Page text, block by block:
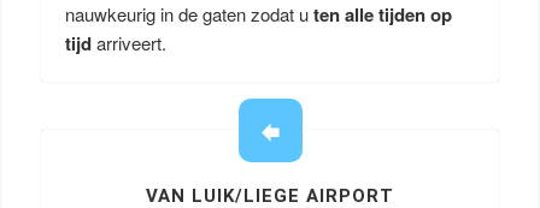
nauwkeurig in de gaten zodat uten alle tijden op
tijdarriveert.
VAN LUIK/LIEGE AIRPORT